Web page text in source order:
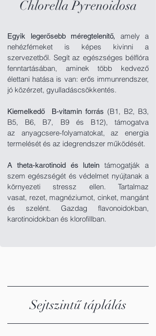
Chlorella Pyrenoidosa
Egyik legerősebb méregtelenítő,
amely a
nehézfémeket is képes kivinni a
szervezetből. Segít az egészséges bélflóra
fenntartásában, aminek több kedvező
élettani hatása is van: erős immunrendszer,
jó közérzet, gyulladáscsökkentés.
Kiemelkedő B-vitamin forrás (B1, B2, B3,
B5, B6, B7, B9 és B12), támogatva
az anyagcsere-folyamatokat, az energia
termelését és az idegrendszer működését.
A theta-karotinoid és lutein támogatják a
szem egészségét és védelmet nyújtanak a
környezeti stressz ellen. Tartalmaz
vasat, rezet, magnéziumot, cinket, mangánt
és szelént. Gazdag flavonoidokban,
karotinoidokban és klorofillban.
Sejtszintű táplálás